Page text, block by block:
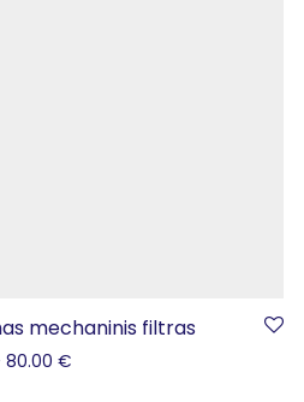
mechaninis filtras
80.00 €